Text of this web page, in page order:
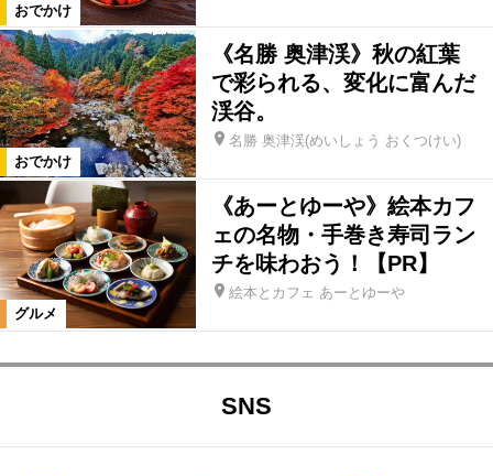
おでかけ
おでかけ
《名勝 奥津渓》秋の紅葉
で彩られる、変化に富んだ
渓谷。
名勝 奥津渓(めいしょう おくつけい)
グルメ
《あーとゆーや》絵本カフ
ェの名物・手巻き寿司ラン
チを味わおう！【PR】
絵本とカフェ あーとゆーや
SNS